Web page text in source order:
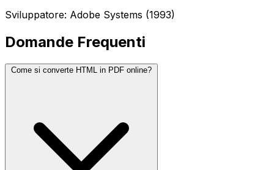
Sviluppatore: Adobe Systems (1993)
Domande Frequenti
Come si converte HTML in PDF online?